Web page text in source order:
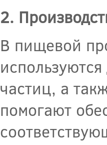
2.
В пищевой
частиц, а
помогают